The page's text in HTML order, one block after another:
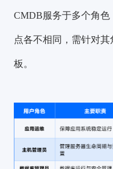
CMDB服务于多个角
点各不相同，需针对
板。